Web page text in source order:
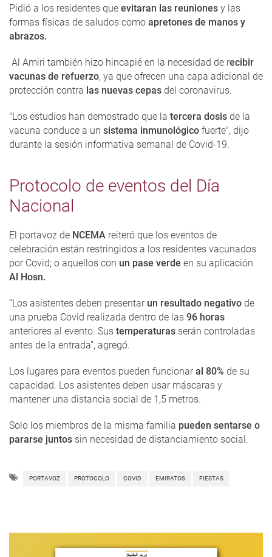
Pidió a los residentes que evitaran las reuniones y las
formas físicas de saludos como apretones de manos y
abrazos.
Al Amiri también hizo hincapié en la necesidad de recibir
vacunas de refuerzo, ya que ofrecen una capa adicional de
protección contra las nuevas cepas del coronavirus.
"Los estudios han demostrado que la tercera dosis de la
vacuna conduce a un sistema inmunológico fuerte", dijo
durante la sesión informativa semanal de Covid-19.
Protocolo de eventos del Día
Nacional
El portavoz de NCEMA reiteró que los eventos de
celebración están restringidos a los residentes vacunados
por Covid; o aquellos con un pase verde en su aplicación
Al Hosn.
“Los asistentes deben presentar un resultado negativo de
una prueba Covid realizada dentro de las 96 horas
anteriores al evento. Sus temperaturas serán controladas
antes de la entrada”, agregó.
Los lugares para eventos pueden funcionaral 80% de su
capacidad. Los asistentes deben usar máscaras y
mantener una distancia social de 1,5 metros.
Solo los miembros de la misma familia pueden sentarse o
pararse juntos sin necesidad de distanciamiento social.
PORTAVOZ PROTOCOLO COVID EMIRATOS FIESTAS